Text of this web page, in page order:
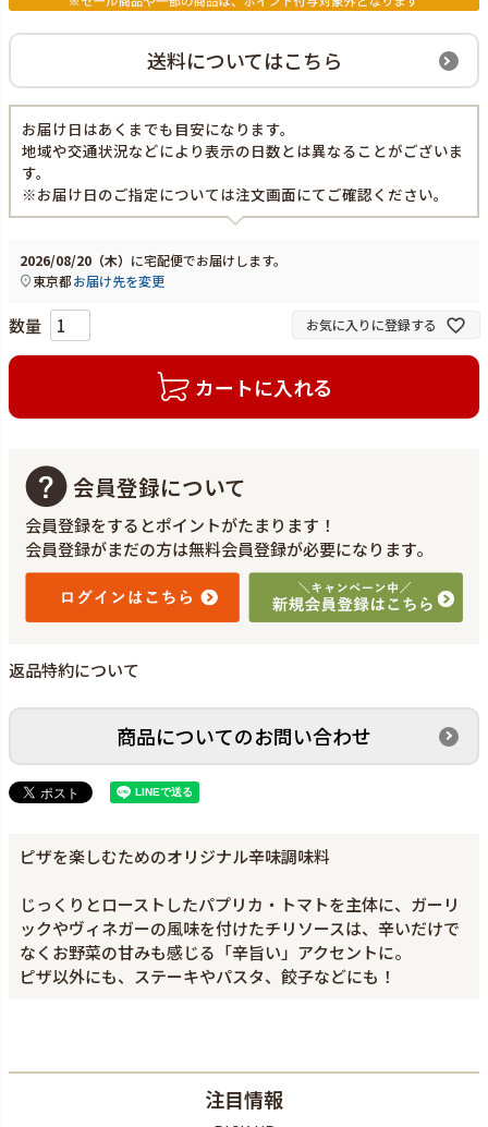
送料についてはこちら
お届け日はあくまでも目安になります。
地域や交通状況などにより表示の日数とは異なることがございま
す。
※お届け日のご指定については注文画面にてご確認ください。
2026/08/20（木） に宅配便でお届けします。
東京都お届け先を変更
お気に入りに登録する
カートに入れる
会員登録について
会員登録をするとポイントがたまります！
会員登録がまだの方は無料会員登録が必要になります。
返品特約について
商品についてのお問い合わせ
ピザを楽しむためのオリジナル辛味調味料
じっくりとローストしたパプリカ・トマトを主体に、ガーリ
ックやヴィネガーの風味を付けたチリソースは、辛いだけで
なくお野菜の甘みも感じる「辛旨い」アクセントに。
ピザ以外にも、ステーキやパスタ、餃子などにも！
注目情報